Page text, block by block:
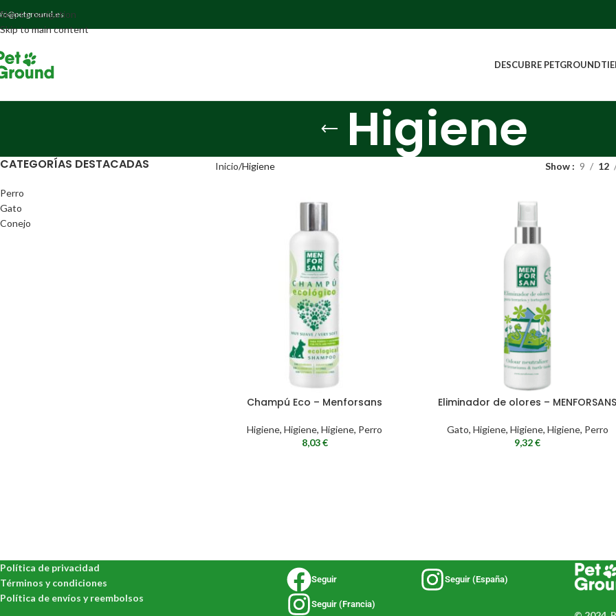
Skip to navigation
Skip to main content
DESCUBRE PETGROUND
Higiene
CATEGORÍAS DESTACADAS
Perro
Gato
Conejo
Inicio Higiene Show 9 12
Champú Eco – Menforsans
Higiene,Higiene,Higiene, Perro
8,03€
Eliminador de olores – MENFORSANS
Gato, Higiene, Higiene, Higiene, Perro
9,32€
Política de privacidad
Términos y condiciones
Política de envíos y reembolsos
Seguir
Seguir (Francia)
Seguir (España)